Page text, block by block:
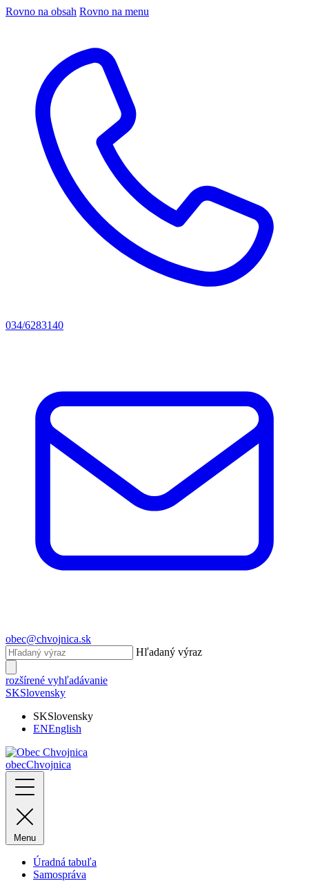
Rovno na obsah Rovno na menu
034/6283140
obec@chvojnica.sk
Hľadaný výraz
rozšírené vyhľadávanie
SKSlovensky
SKSlovensky
ENEnglish
obecChvojnica
Menu
Úradná tabuľa
Samospráva